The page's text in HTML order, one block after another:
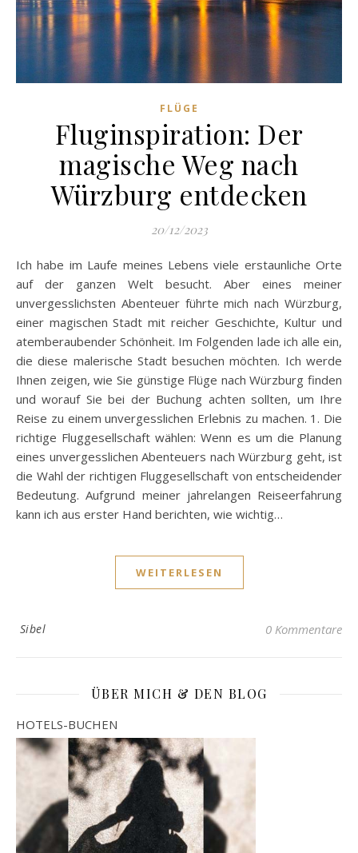
FLÜGE
Fluginspiration: Der
magische Weg nach
Würzburg entdecken
20/12/2023
Ich habe im Laufe meines Lebens viele erstaunliche Orte
auf der ganzen Welt besucht. Aber eines meiner
unvergesslichsten Abenteuer führte mich nach Würzburg,
einer magischen Stadt mit reicher Geschichte, Kultur und
atemberaubender Schönheit. Im Folgenden lade ich alle ein,
die diese malerische Stadt besuchen möchten. Ich werde
Ihnen zeigen, wie Sie günstige Flüge nach Würzburg finden
und worauf Sie bei der Buchung achten sollten, um Ihre
Reise zu einem unvergesslichen Erlebnis zu machen. 1. Die
richtige Fluggesellschaft wählen: Wenn es um die Planung
eines unvergesslichen Abenteuers nach Würzburg geht, ist
die Wahl der richtigen Fluggesellschaft von entscheidender
Bedeutung. Aufgrund meiner jahrelangen Reiseerfahrung
kann ich aus erster Hand berichten, wie wichtig…
WEITERLESEN
Sibel 0 Kommentare
ÜBER MICH & DEN BLOG
HOTELS-BUCHEN